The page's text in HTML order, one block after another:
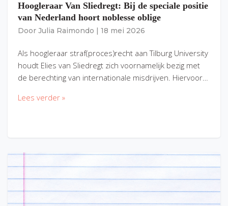
Hoogleraar Van Sliedregt: Bij de speciale positie
van Nederland hoort noblesse oblige
Door Julia Raimondo 18 mei 2026
Als hoogleraar straf(proces)recht aan Tilburg University
houdt Elies van Sliedregt zich voornamelijk bezig met
de berechting van internationale misdrijven. Hiervoor…
Lees verder »